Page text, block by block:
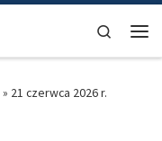
Search
» 21 czerwca 2026 r.